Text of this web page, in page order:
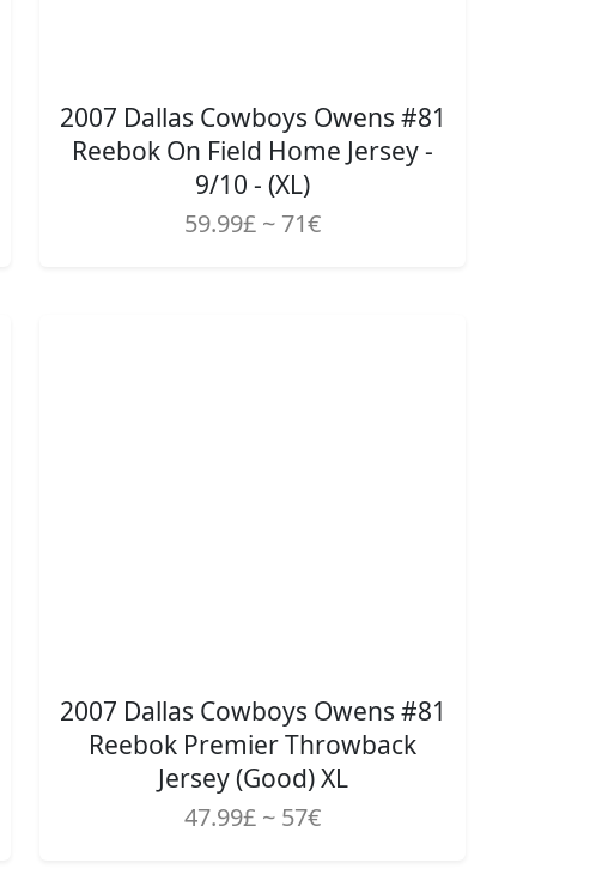
2007 Dallas Cowboys Owens #81
Reebok On Field Home Jersey -
9/10 - (XL)
59.99£ ~ 71€
2007 Dallas Cowboys Owens #81
Reebok Premier Throwback
Jersey (Good) XL
47.99£ ~ 57€